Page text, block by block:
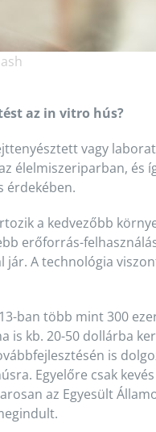
az in vitro hús?
vagy
élelmiszeriparban, és
érdekében.
a kedvezőbb
erőforrás-
jár. A technológia
ban több mint 300
is kb. 20-50 dollárba
is
Egyelőre csak
az Egyesült